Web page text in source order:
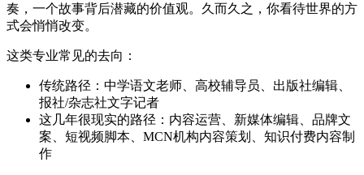
奏，一个故事背后潜藏的价值观。久而久之，你看待世界的方
式会悄悄改变。
这类专业常见的去向：
传统路径：中学语文老师、高校辅导员、出版社编辑、
报社/杂志社文字记者
这几年很现实的路径：内容运营、新媒体编辑、品牌文
案、短视频脚本、MCN机构内容策划、知识付费内容制
作